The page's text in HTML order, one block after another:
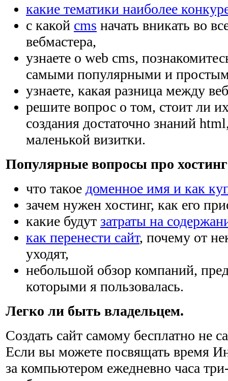
какие тематики наиболее
с какой cms начать вникать во
вебмастера,
узнаете о web cms,
самыми популярными и
узнаете, какая разница между
решите вопрос о том, стоит ли
создания достаточно знаний
маленькой визитки.
Популярные вопросы про
что такое доменное имя и как
зачем нужен хостинг, как его
какие будут затраты на
как перенести сайт, почему от
уходят,
небольшой обзор компаний,
которыми я пользовалась.
Легко ли быть владельцем.
Создать сайт самому бесплатно не
Если вы можете посвящать время
за компьютером ежедневно часа